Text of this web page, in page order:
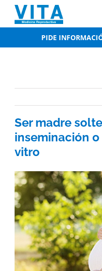
content
PIDE
Ser madre
inseminación
vitro
View
Larger
Image